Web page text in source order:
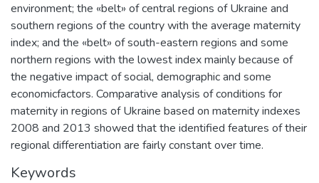
environment; the «belt» of central regions of Ukraine and
southern regions of the country with the average maternity
index; and the «belt» of south-eastern regions and some
northern regions with the lowest index mainly because of
the negative impact of social, demographic and some
economicfactors. Comparative analysis of conditions for
maternity in regions of Ukraine based on maternity indexes
2008 and 2013 showed that the identified features of their
regional differentiation are fairly constant over time.
Keywords